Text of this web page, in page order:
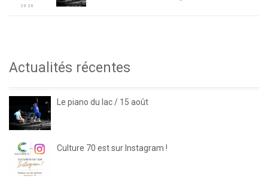
2026
Actualités récentes
Le piano du lac / 15 août
Culture 70 est sur Instagram !